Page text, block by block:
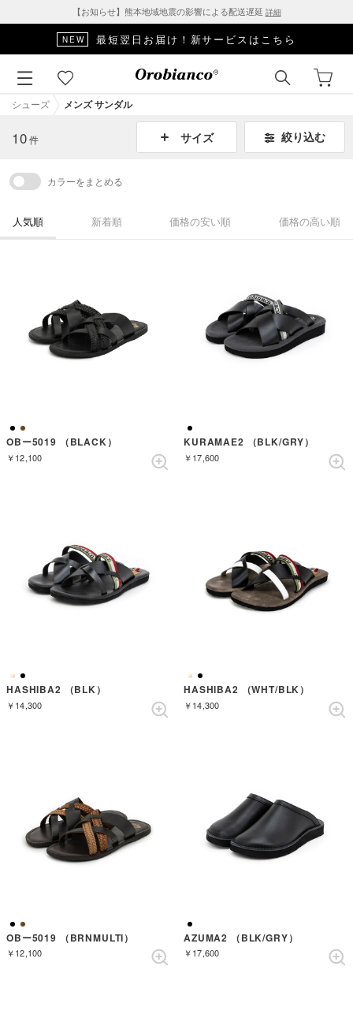
【お知らせ】熊本地域地震の影響による配送遅延 詳細
NEW 最短翌日お届け！新サービスはこちら
シューズ メンズ サンダル
10件 サイズ 絞り込む
カラーをまとめる
人気順 新着順 価格の安い順 価格の高い順
OBー5019 （BLACK）
￥12,100
KURAMAE2 （BLK/GRY）
￥17,600
HASHIBA2 （BLK）
￥14,300
HASHIBA2 （WHT/BLK）
￥14,300
OBー5019 （BRNMULTI）
￥12,100
AZUMA2 （BLK/GRY）
￥17,600